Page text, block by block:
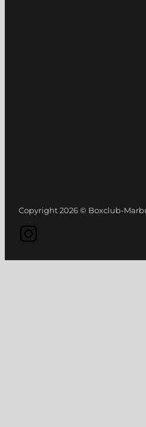
Copyright 2026 © Boxclub-
Folge uns auf Instagram